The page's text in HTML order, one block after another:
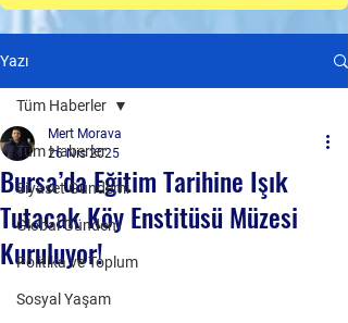
Yazı
Tüm Haberler
Siyaset Gündemi
Global Gündem
Politika ve Toplum
Sosyal Yaşam
Tüm Haberler
Bursa’da Eğitim Tarihine Işık
Tutacak Köy Enstitüsü Müzesi
Kuruluyor!
Mert Morava
26 Nis 2025